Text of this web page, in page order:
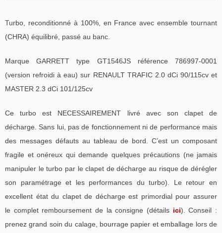
Turbo, reconditionné à 100%, en France avec ensemble tournant
(CHRA) équilibré, passé au banc.
Marque GARRETT type GT1546JS référence 786997-0001
(version refroidi à eau) sur RENAULT TRAFIC 2.0 dCi 90/115cv et
MASTER 2.3 dCi 101/125cv
Ce turbo est NECESSAIREMENT livré avec son clapet de
décharge. Sans lui, pas de fonctionnement ni de performance mais
des messages défauts au tableau de bord. C’est un composant
fragile et onéreux qui demande quelques précautions (ne jamais
manipuler le turbo par le clapet de décharge au risque de dérégler
son paramétrage et les performances du turbo). Le retour en
excellent état du clapet de décharge est primordial pour assurer
le complet remboursement de la consigne (détails ici). Conseil :
prenez grand soin du calage, bourrage papier et emballage lors de